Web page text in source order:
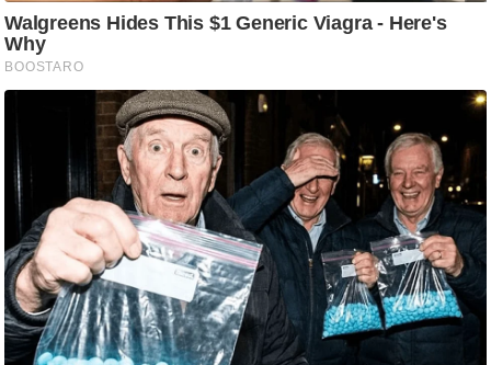
भ
ए
म
आ
ई
.
चा
य